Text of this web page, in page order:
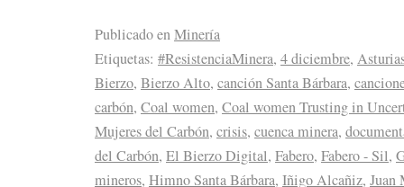
Publicado enMinería
Etiquetas: #ResistenciaMinera, 4 diciembre,
Bierzo, Bierzo Alto, canción Santa Bárbara,
carbón, Coal women, Coal women Trusting in
Mujeres del Carbón, crisis, cuenca minera,
del Carbón, El Bierzo Digital, Fabero, Fabero - Sil,
mineros, Himno Santa Bárbara, Iñigo Alcañiz, Juan